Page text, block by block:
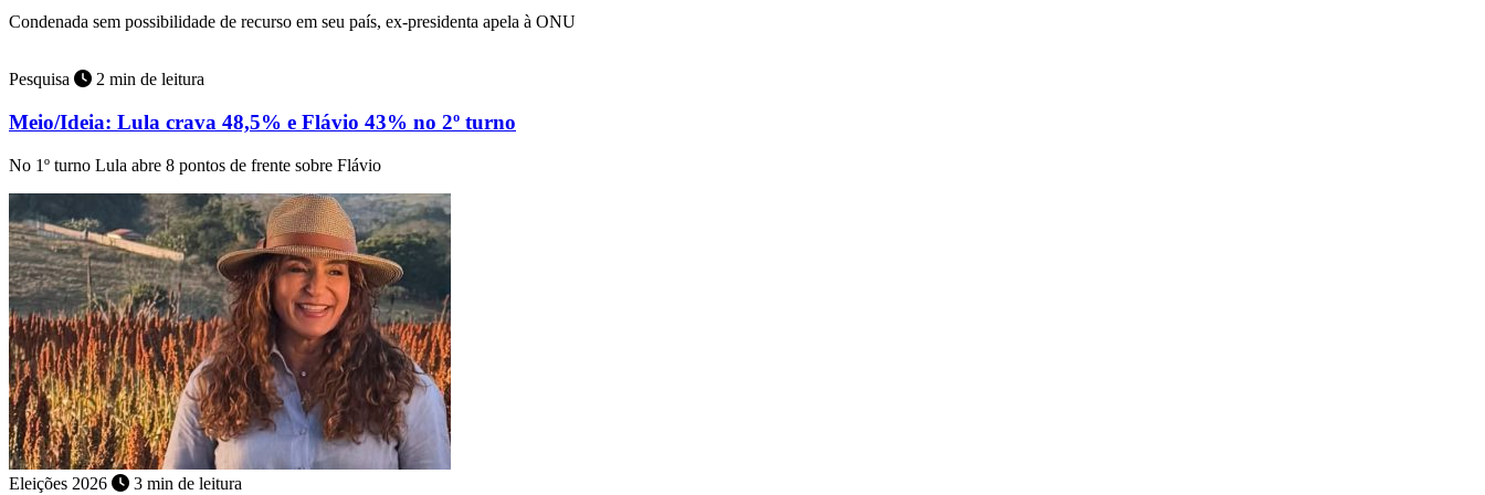
Condenada sem possibilidade de recurso em seu país, ex-presidenta apela à ONU
Pesquisa 2 min de leitura
Meio/Ideia: Lula crava 48,5% e Flávio 43% no 2º turno
No 1º turno Lula abre 8 pontos de frente sobre Flávio
Eleições 2026 3 min de leitura